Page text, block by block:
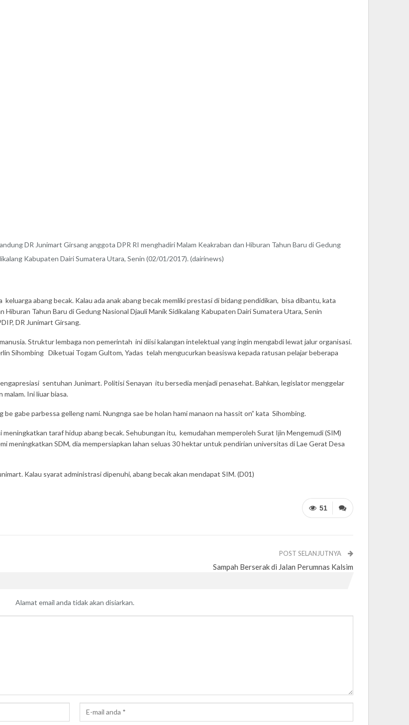
DR Junimart Girsang anggota DPR RI menghadiri Malam Keakraban dan Hiburan Tahun Baru di Gedung
Kabupaten Dairi Sumatera Utara, Senin (02/01/2017). (dairinews)
keluarga abang becak. Kalau ada anak abang becak memliki prestasi di bidang pendidikan, bisa dibantu, kata
Hiburan Tahun Baru di Gedung Nasional Djauli Manik Sidikalang Kabupaten Dairi Sumatera Utara, Senin
DR Junimart Girsang.
Struktur lembaga non pemerintah ini diisi kalangan intelektual yang ingin mengabdi lewat jalur organisasi.
Sihombing Diketuai Togam Gultom, Yadas telah mengucurkan beasiswa kepada ratusan pelajar beberapa
sentuhan Junimart. Politisi Senayan itu bersedia menjadi penasehat. Bahkan, legislator menggelar
Ini liuar biasa.
be gabe parbessa gelleng nami. Nungnga sae be holan hami manaon na hassit on” kata Sihombing.
taraf hidup abang becak. Sehubungan itu, kemudahan memperoleh Surat Ijin Mengemudi (SIM)
meningkatkan SDM, dia mempersiapkan lahan seluas 30 hektar untuk pendirian universitas di Lae Gerat Desa
Kalau syarat administrasi dipenuhi, abang becak akan mendapat SIM. (D01)
51
POST SELANJUTNYA
Sampah Berserak di Jalan Perumnas Kalsim
Alamat email anda tidak akan disiarkan.